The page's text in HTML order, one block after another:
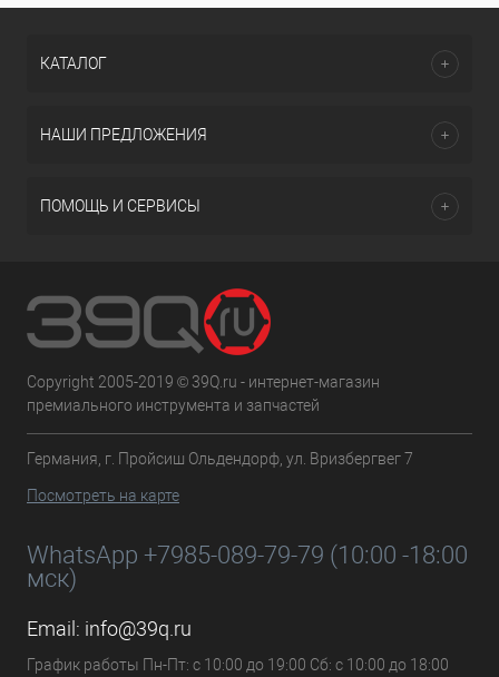
КАТАЛОГ
НАШИ ПРЕДЛОЖЕНИЯ
ПОМОЩЬ И СЕРВИСЫ
Copyright 2005-2019 © 39Q.ru - интернет-магазин
премиального инструмента и запчастей
Германия, г. Пройсиш Ольдендорф, ул. Вризбергвег 7
Посмотреть на карте
WhatsApp +7985-089-79-79 (10:00 -18:00
мск)
Email: info@39q.ru
График работы Пн-Пт: с 10:00 до 19:00 Сб: с 10:00 до 18:00